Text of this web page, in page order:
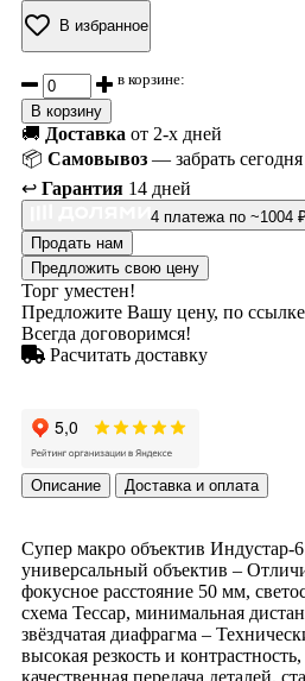
В избранное
в корзине:
В корзину
🚚 Доставка от 2-х дней
📦 Самовывоз — забрать сегодня
↩️ Гарантия 14 дней
4 платежа по ~1004
Продать нам
Предложить свою цену
Торг уместен!
Предложите Вашу цену, по
Всегда договоримся!
Расчитать доставку
Описание Доставка и оплата
Супер макро объектив
универсальный объектив –
фокусное расстояние 50 мм,
схема Тессар, минимальная
звёздчатая диафрагма –
высокая резкость и